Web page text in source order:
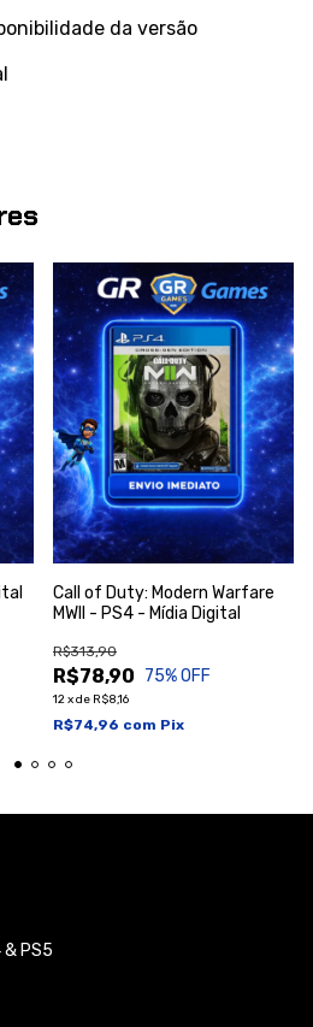
da versão
Call of Duty: Modern Warfare
MWII - PS4 - Mídia Digital
R$78,90
R$313,90
75% OFF
12xde R$8,16
R$74,96 com Pix
PS5